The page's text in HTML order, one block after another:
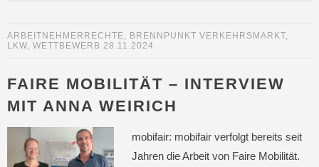
ARBEITNEHMERRECHTE, BRENNPUNKT VERKEHRSMARKT,
LKW, WETTBEWERB 28.11.2024
FAIRE MOBILITÄT – INTERVIEW
MIT ANNA WEIRICH
mobifair: mobifair verfolgt bereits seit
Jahren die Arbeit von Faire Mobilität.